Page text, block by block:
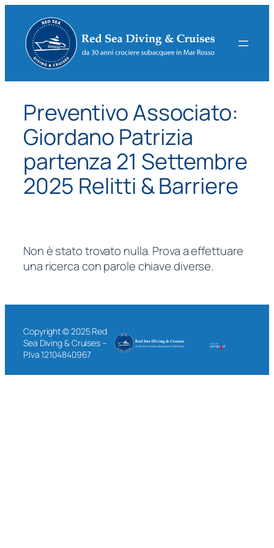
contenuto
Preventivo Associato:
Giordano Patrizia
partenza 21 Settembre
2025 Relitti & Barriere
Non è stato trovato nulla. Prova a effettuare
una ricerca con parole chiave diverse.
Copyright © 2025 Red
Sea Diving & Cruises –
P.Iva 12104840967